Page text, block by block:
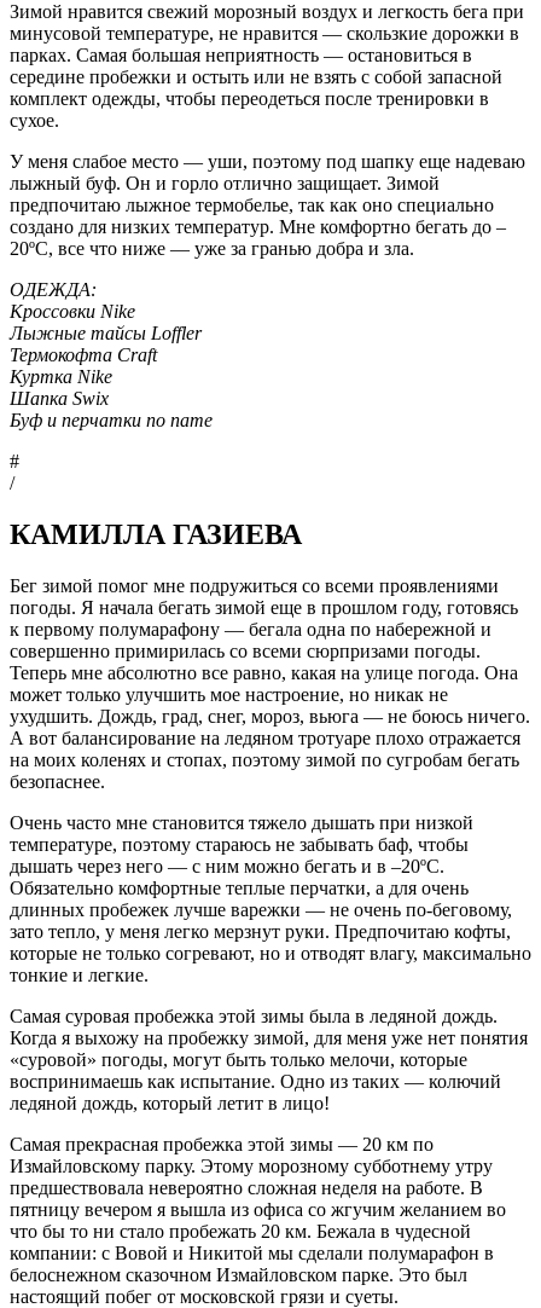
Зимой нравится свежий морозный воздух и легкость бега при
минусовой температуре, не нравится — скользкие дорожки в
парках. Самая большая неприятность — остановиться в
середине пробежки и остыть или не взять с собой запасной
комплект одежды, чтобы переодеться после тренировки в
сухое.
У меня слабое место — уши, поэтому под шапку еще надеваю
лыжный буф. Он и горло отлично защищает. Зимой
предпочитаю лыжное термобелье, так как оно специально
создано для низких температур. Мне комфортно бегать до –
20ºC, все что ниже — уже за гранью добра и зла.
ОДЕЖДА:
Кроссовки Nike
Лыжные тайсы Loffler
Термокофта Craft
Куртка Nike
Шапка Swix
Буф и перчатки no name
#
/
КАМИЛЛА ГАЗИЕВА
Бег зимой помог мне подружиться со всеми проявлениями
погоды. Я начала бегать зимой еще в прошлом году, готовясь
к первому полумарафону — бегала одна по набережной и
совершенно примирилась со всеми сюрпризами погоды.
Теперь мне абсолютно все равно, какая на улице погода. Она
может только улучшить мое настроение, но никак не
ухудшить. Дождь, град, снег, мороз, вьюга — не боюсь ничего.
А вот балансирование на ледяном тротуаре плохо отражается
на моих коленях и стопах, поэтому зимой по сугробам бегать
безопаснее.
Очень часто мне становится тяжело дышать при низкой
температуре, поэтому стараюсь не забывать баф, чтобы
дышать через него — с ним можно бегать и в –20ºC.
Обязательно комфортные теплые перчатки, а для очень
длинных пробежек лучше варежки — не очень по-беговому,
зато тепло, у меня легко мерзнут руки. Предпочитаю кофты,
которые не только согревают, но и отводят влагу, максимально
тонкие и легкие.
Самая суровая пробежка этой зимы была в ледяной дождь.
Когда я выхожу на пробежку зимой, для меня уже нет понятия
«суровой» погоды, могут быть только мелочи, которые
воспринимаешь как испытание. Одно из таких — колючий
ледяной дождь, который летит в лицо!
Самая прекрасная пробежка этой зимы — 20 км по
Измайловскому парку. Этому морозному субботнему утру
предшествовала невероятно сложная неделя на работе. В
пятницу вечером я вышла из офиса со жгучим желанием во
что бы то ни стало пробежать 20 км. Бежала в чудесной
компании: с Вовой и Никитой мы сделали полумарафон в
белоснежном сказочном Измайловском парке. Это был
настоящий побег от московской грязи и суеты.